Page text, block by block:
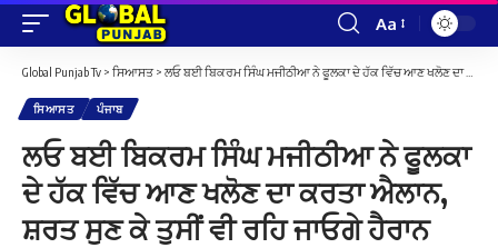
Font
Resizer
Aa
Global Punjab Tv > ਸਿਆਸਤ> ਲਓ ਬਈ ਬਿਕਰਮ ਸਿੰਘ ਮਜੀਠੀਆ ਨੇ ਫੂਲਕਾ ਦੇ ਹੱਕ ਵਿੱਚ ਆਣ ਖਲੋਣ ਦਾ ਕਰਤਾ ਐਲਾਨ, ਸ਼ਰਤ ਸੁਣ ਕੇ ਤੁਸੀਂ ਵੀ ਰਹਿ ਜਾਓਗੇ ਹੈਰਾਨ
ਸਿਆਸਤ ਪੰਜਾਬ
ਲਓ ਬਈ ਬਿਕਰਮ ਸਿੰਘ ਮਜੀਠੀਆ ਨੇ ਫੂਲਕਾ
ਦੇ ਹੱਕ ਵਿੱਚ ਆਣ ਖਲੋਣ ਦਾ ਕਰਤਾ ਐਲਾਨ,
ਸ਼ਰਤ ਸੁਣ ਕੇ ਤੁਸੀਂ ਵੀ ਰਹਿ ਜਾਓਗੇ ਹੈਰਾਨ